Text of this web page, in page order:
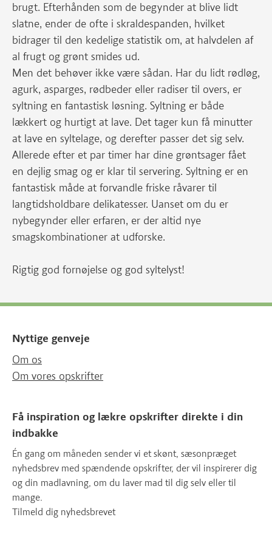
brugt. Efterhånden som de begynder at blive lidt
slatne, ender de ofte i skraldespanden, hvilket
bidrager til den kedelige statistik om, at halvdelen af
al frugt og grønt smides ud.
Men det behøver ikke være sådan. Har du lidt rødløg,
agurk, asparges, rødbeder eller radiser til overs, er
syltning en fantastisk løsning. Syltning er både
lækkert og hurtigt at lave. Det tager kun få minutter
at lave en syltelage, og derefter passer det sig selv.
Allerede efter et par timer har dine grøntsager fået
en dejlig smag og er klar til servering. Syltning er en
fantastisk måde at forvandle friske råvarer til
langtidsholdbare delikatesser. Uanset om du er
nybegynder eller erfaren, er der altid nye
smagskombinationer at udforske.
Rigtig god fornøjelse og god syltelyst!
Nyttige genveje
Om os
Om vores opskrifter
Få inspiration og lækre opskrifter direkte i din
indbakke
Én gang om måneden sender vi et skønt, sæsonpræget
nyhedsbrev med spændende opskrifter, der vil inspirerer dig
og din madlavning, om du laver mad til dig selv eller til
mange.
Tilmeld dig nyhedsbrevet